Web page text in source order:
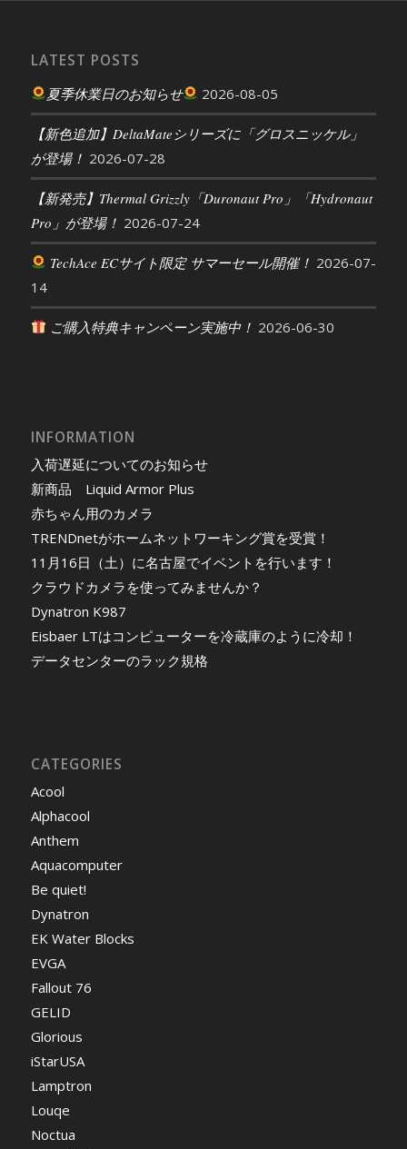
LATEST POSTS
夏季休業日のお知らせ 2026-08-05
【新色追加】DeltaMateシリーズに「グロスニッケル」
が登場！ 2026-07-28
【新発売】Thermal Grizzly「Duronaut Pro」「Hydronaut
Pro」が登場！ 2026-07-24
TechAce ECサイト限定 サマーセール開催！ 2026-07-
14
ご購入特典キャンペーン実施中！ 2026-06-30
INFORMATION
入荷遅延についてのお知らせ
新商品 Liquid Armor Plus
赤ちゃん用のカメラ
TRENDnetがホームネットワーキング賞を受賞！
11月16日（土）に名古屋でイベントを行います！
クラウドカメラを使ってみませんか？
Dynatron K987
Eisbaer LTはコンピューターを冷蔵庫のように冷却！
データセンターのラック規格
CATEGORIES
Acool
Alphacool
Anthem
Aquacomputer
Be quiet!
Dynatron
EK Water Blocks
EVGA
Fallout 76
GELID
Glorious
iStarUSA
Lamptron
Louqe
Noctua